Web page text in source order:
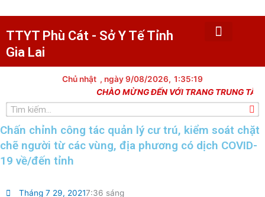
tới
nội
dung
TTYT Phù Cát - Sở Y Tế Tỉnh
Gia Lai
Chủ nhật , ngày 9/08/2026, 1:35:20
CHÀO MỪNG ĐẾN VỚI TRANG TRUNG TÂM Y
Tìm
Chấn chỉnh công tác quản lý cư trú, kiểm soát chặt
chẽ người từ các vùng, địa phương có dịch COVID-
19 về/đến tỉnh
Tháng 7 29, 20217:36 sáng